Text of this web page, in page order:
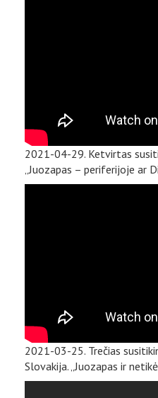
2021-04-29. Ketvirtas
„Juozapas – periferijoje ar
2021-03-25. Trečias
Slovakija. „Juozapas ir